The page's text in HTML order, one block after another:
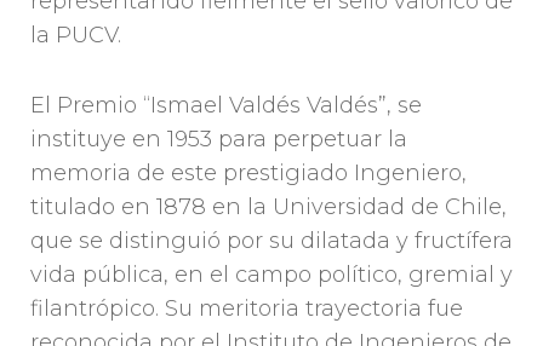
la PUCV.
El Premio “Ismael Valdés Valdés”, se
instituye en 1953 para perpetuar la
memoria de este prestigiado Ingeniero,
titulado en 1878 en la Universidad de Chile,
que se distinguió por su dilatada y fructífera
vida pública, en el campo político, gremial y
filantrópico. Su meritoria trayectoria fue